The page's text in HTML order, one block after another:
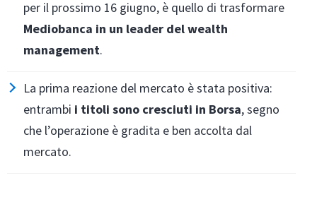
per il prossimo 16 giugno, è quello di trasformare
Mediobanca in un leader del wealth
management.
La prima reazione del mercato è stata positiva:
entrambi i titoli sono cresciuti in Borsa, segno
che l’operazione è gradita e ben accolta dal
mercato.